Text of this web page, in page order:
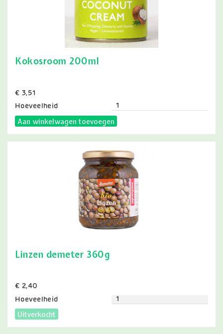
Kokosroom 200ml
Prijs
€ 3,51
Hoeveelheid
Aan winkelwagen toevoegen
Linzen demeter 360g
Prijs
€ 2,40
Hoeveelheid
Uitverkocht